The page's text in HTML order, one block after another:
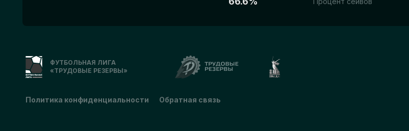
ФУТБОЛЬНАЯ ЛИГА
«ТРУДОВЫЕ РЕЗЕРВЫ»
Политика конфиденциальности Обратная связь